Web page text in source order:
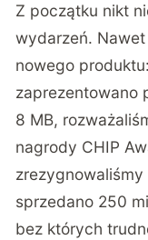
Z początku nikt
wydarzeń. Nawet
nowego
zaprezentowano
8 MB,
nagrody CHIP
sprzedano 250
bez których